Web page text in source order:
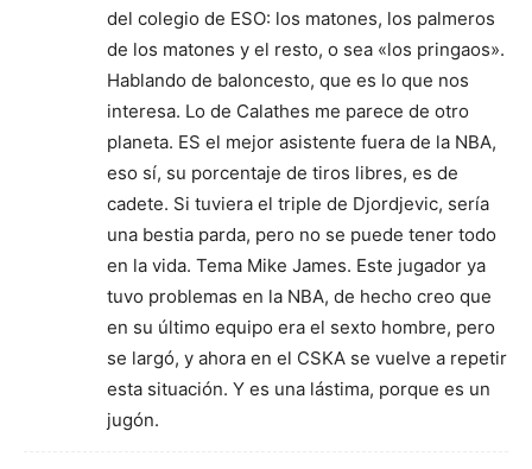
del colegio de ESO: los matones, los palmeros
de los matones y el resto, o sea «los pringaos».
Hablando de baloncesto, que es lo que nos
interesa. Lo de Calathes me parece de otro
planeta. ES el mejor asistente fuera de la NBA,
eso sí, su porcentaje de tiros libres, es de
cadete. Si tuviera el triple de Djordjevic, sería
una bestia parda, pero no se puede tener todo
en la vida. Tema Mike James. Este jugador ya
tuvo problemas en la NBA, de hecho creo que
en su último equipo era el sexto hombre, pero
se largó, y ahora en el CSKA se vuelve a repetir
esta situación. Y es una lástima, porque es un
jugón.